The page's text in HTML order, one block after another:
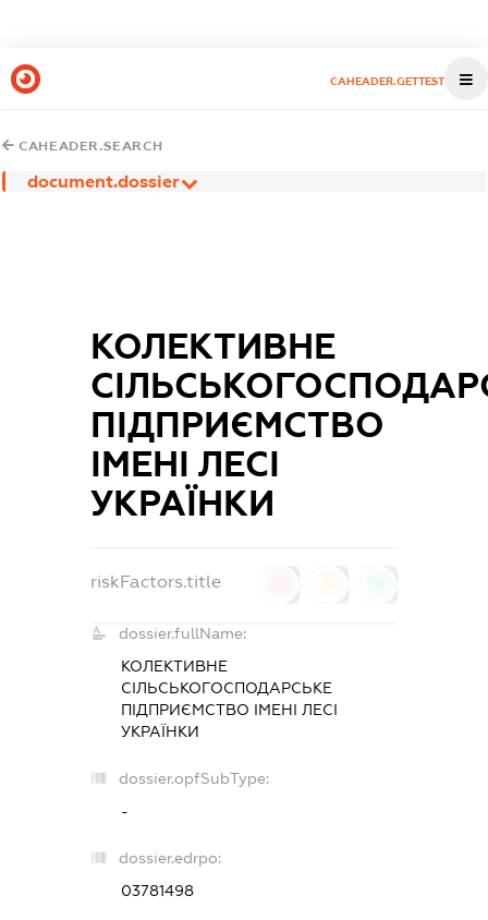
CAHEADER.GETTEST
CAHEADER.SEARCH
document.dossier
КОЛЕКТИВНЕ
ПІДПРИЄМСТВО
ІМЕНІ ЛЕСІ
УКРАЇНКИ
riskFactors.title
dossier.fullName:
КОЛЕКТИВНЕ
СІЛЬСЬКОГОСПОДАРСЬКЕ
ПІДПРИЄМСТВО ІМЕНІ ЛЕСІ
УКРАЇНКИ
dossier.opfSubType:
-
dossier.edrpo:
03781498